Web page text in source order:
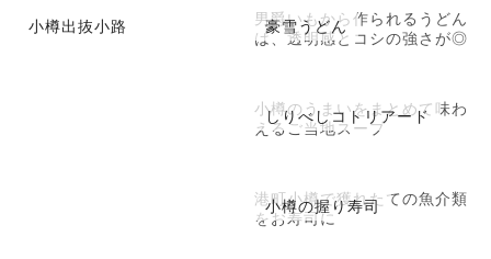
小樽出抜小路 豪雪うどん
男爵いもから作られるうどん
は、透明感とコシの強さが◎
しりべしコトリアード
小樽のうまいをまとめて味わ
えるご当地スープ
小樽の握り寿司
港町小樽で獲れたての魚介類
をお寿司に